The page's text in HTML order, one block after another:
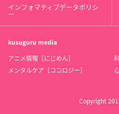
インフォマティブデータポリシ
ー
kusuguru media
アニメ情報［にじめん］
メンタルケア［ココロジー］
Copyright